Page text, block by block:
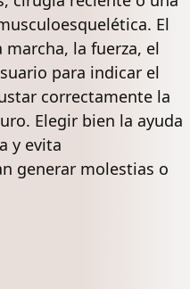
El
la fuerza, el
para indicar el
correctamente la
Elegir bien la ayuda
y evita
generar molestias o